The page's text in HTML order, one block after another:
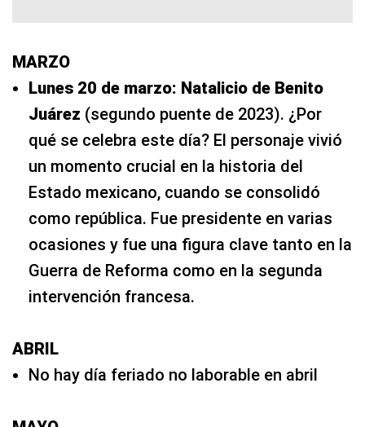
MARZO
Lunes 20 de marzo: Natalicio de Benito
Juárez (segundo puente de 2023). ¿Por
qué se celebra este día? El personaje vivió
un momento crucial en la historia del
Estado mexicano, cuando se consolidó
como república. Fue presidente en varias
ocasiones y fue una figura clave tanto en la
Guerra de Reforma como en la segunda
intervención francesa.
ABRIL
No hay día feriado no laborable en abril